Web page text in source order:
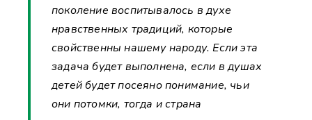
поколение воспитывалось в духе
нравственных традиций, которые
свойственны нашему народу. Если эта
задача будет выполнена, если в душах
детей будет посеяно понимание, чьи
они потомки, тогда и страна